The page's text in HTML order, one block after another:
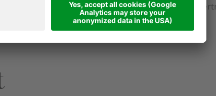
aus Onlinekauf- oder online